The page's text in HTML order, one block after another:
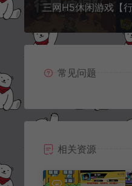
常见问题
相关资源